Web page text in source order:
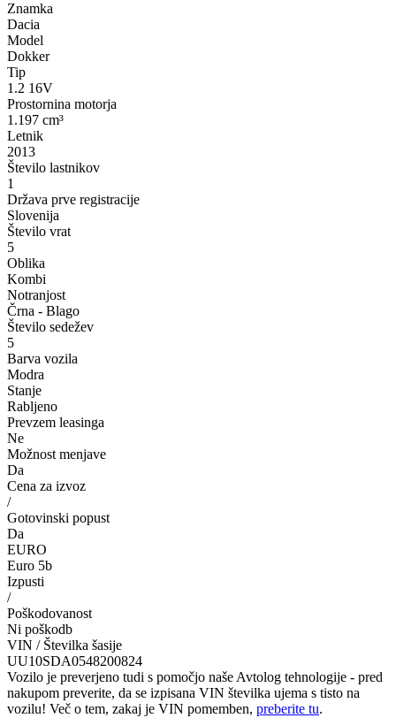
Znamka
Dacia
Model
Dokker
Tip
1.2 16V
Prostornina motorja
1.197 cm³
Letnik
2013
Število lastnikov
1
Država prve registracije
Slovenija
Število vrat
5
Oblika
Kombi
Notranjost
Črna - Blago
Število sedežev
5
Barva vozila
Modra
Stanje
Rabljeno
Prevzem leasinga
Ne
Možnost menjave
Da
Cena za izvoz
/
Gotovinski popust
Da
EURO
Euro 5b
Izpusti
/
Poškodovanost
Ni poškodb
VIN / Številka šasije
UU10SDA0548200824
Vozilo je preverjeno tudi s pomočjo naše Avtolog tehnologije - pred
nakupom preverite, da se izpisana VIN številka ujema s tisto na
vozilu! Več o tem, zakaj je VIN pomemben, preberite tu.